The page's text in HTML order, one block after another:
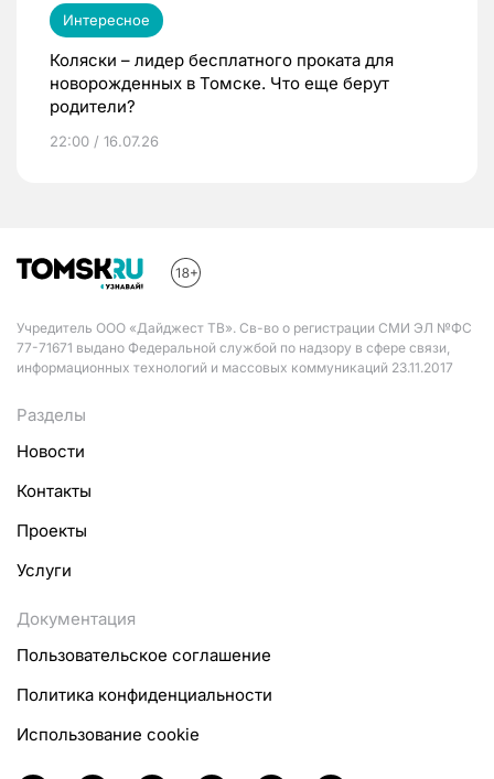
Интересное
Коляски – лидер бесплатного проката для
новорожденных в Томске. Что еще берут
родители?
22:00 / 16.07.26
Учредитель ООО «Дайджест ТВ». Св-во о регистрации СМИ ЭЛ №ФС
77-71671 выдано Федеральной службой по надзору в сфере связи,
информационных технологий и массовых коммуникаций 23.11.2017
Разделы
Новости
Контакты
Проекты
Услуги
Документация
Пользовательское соглашение
Политика конфиденциальности
Использование cookie